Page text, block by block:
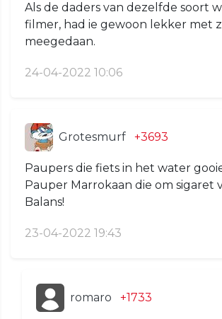
Als de daders van dezelfde soort
filmer, had ie gewoon lekker met
meegedaan.
24-04-2022 10:06
Grotesmurf +3693
Paupers die fiets in het water
Pauper Marrokaan die om sigaret
Balans!
23-04-2022 19:43
romaro +1733